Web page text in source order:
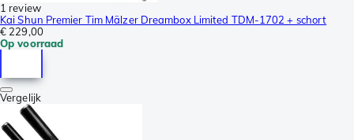
1 review
Kai Shun Premier Tim Mälzer Dreambox Limited TDM-1702 + schort
€ 229,00
Op voorraad
Vergelijk